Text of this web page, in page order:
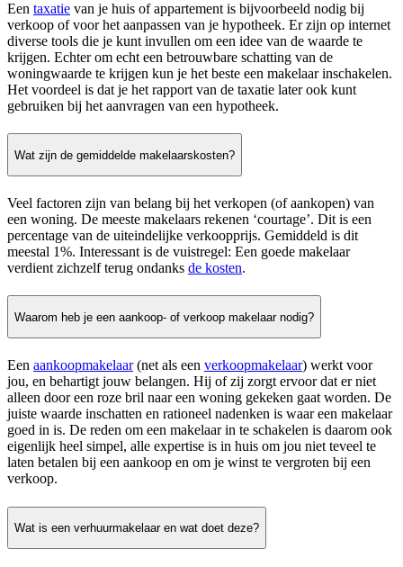
Een taxatie van je huis of appartement is bijvoorbeeld nodig bij
verkoop of voor het aanpassen van je hypotheek. Er zijn op internet
diverse tools die je kunt invullen om een idee van de waarde te
krijgen. Echter om echt een betrouwbare schatting van de
woningwaarde te krijgen kun je het beste een makelaar inschakelen.
Het voordeel is dat je het rapport van de taxatie later ook kunt
gebruiken bij het aanvragen van een hypotheek.
Wat zijn de gemiddelde makelaarskosten?
Veel factoren zijn van belang bij het verkopen (of aankopen) van
een woning. De meeste makelaars rekenen ‘courtage’. Dit is een
percentage van de uiteindelijke verkoopprijs. Gemiddeld is dit
meestal 1%. Interessant is de vuistregel: Een goede makelaar
verdient zichzelf terug ondanks de kosten.
Waarom heb je een aankoop- of verkoop makelaar nodig?
Een aankoopmakelaar(net als een verkoopmakelaar) werkt voor
jou, en behartigt jouw belangen. Hij of zij zorgt ervoor dat er niet
alleen door een roze bril naar een woning gekeken gaat worden. De
juiste waarde inschatten en rationeel nadenken is waar een makelaar
goed in is. De reden om een makelaar in te schakelen is daarom ook
eigenlijk heel simpel, alle expertise is in huis om jou niet teveel te
laten betalen bij een aankoop en om je winst te vergroten bij een
verkoop.
Wat is een verhuurmakelaar en wat doet deze?